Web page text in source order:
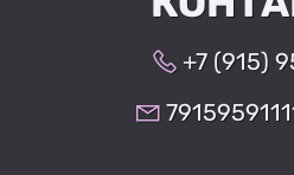
+7 (915)